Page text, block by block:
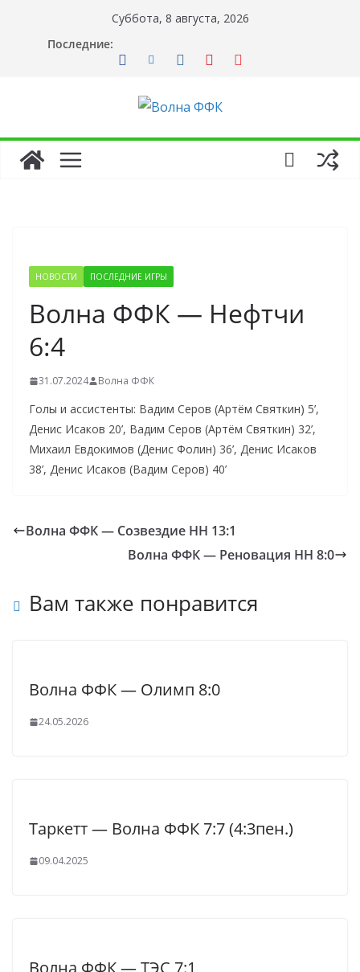
содержимому
Суббота, 8 августа, 2026
Последние:
НОВОСТИ ПОСЛЕДНИЕ ИГРЫ
Волна ФФК — Нефтчи
6:4
31.07.2024 Волна ФФК
Голы и ассистенты: Вадим Серов (Артём Святкин) 5’,
Денис Исаков 20’, Вадим Серов (Артём Святкин) 32’,
Михаил Евдокимов (Денис Фолин) 36’, Денис Исаков
38’, Денис Исаков (Вадим Серов) 40’
Волна ФФК — Созвездие НН 13:1
Волна ФФК — Реновация НН 8:0
Вам также понравится
Волна ФФК — Олимп 8:0
24.05.2026
Таркетт — Волна ФФК 7:7 (4:3пен.)
09.04.2025
Волна ФФК — ТЭС 7:1